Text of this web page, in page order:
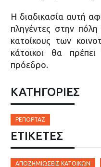
Η διαδικασία αυτή
πληγέντες στην
κατοίκους των
κάτοικοι θα
πρόεδρο.
ΚΑΤΗΓΟΡΙΕΣ
ΡΕΠΟΡΤΆΖ
ΕΤΙΚΈΤΕΣ
ΑΠΟΖΗΜΙΏΣΕΙΣ ΚΑΤΟΊΚΩΝ